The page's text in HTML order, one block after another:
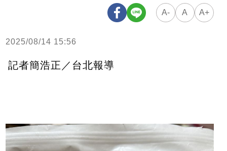
A- A A+
2025/08/14 15:56
記者簡浩正／台北報導